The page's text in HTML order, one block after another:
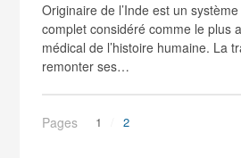
Originaire de l’Inde est un
complet considéré comme le plus
médical de l’histoire humaine. La
remonter ses…
Pages 1 2